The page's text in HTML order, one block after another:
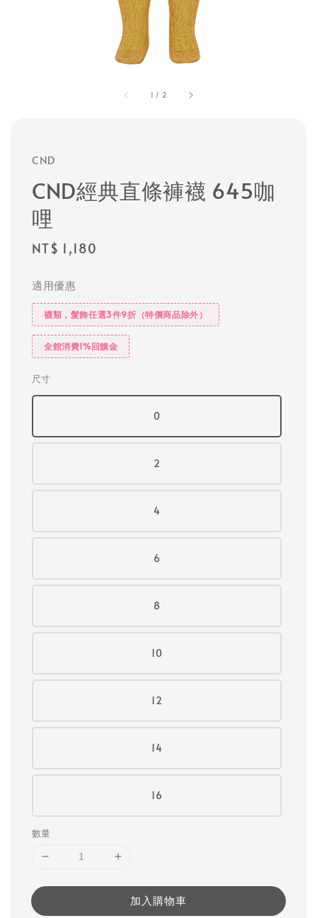
1 / 2
CND
CND經典直條褲襪 645咖
哩
Regular
NT$ 1,180
適用優惠
襪類，髮飾任選3件9折（特價商品除外）
全館消費1%回饋金
尺寸
0
2
4
6
8
10
12
14
16
數量
加入購物車